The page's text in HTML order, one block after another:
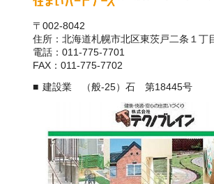
〒002-8042
住所：北海道札幌市北区東茨戸二条１丁
電話：011-775-7701
FAX：011-775-7702
建設業 （般-25）石 第18445号